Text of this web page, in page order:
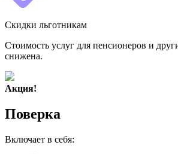
Скидки льготникам
Стоимость услуг для пенсионеров и
снижена.
Акция!
Поверка
Включает в себя: